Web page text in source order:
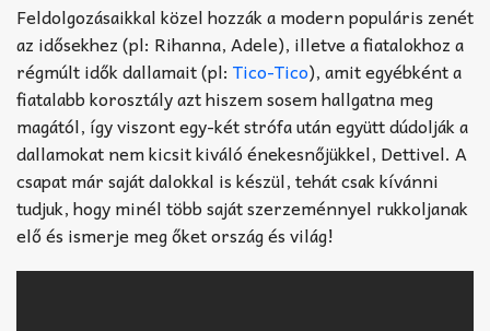
Feldolgozásaikkal közel hozzák a modern populáris zenét
az idősekhez (pl: Rihanna, Adele), illetve a fiatalokhoz a
régmúlt idők dallamait (pl: Tico-Tico), amit egyébként a
fiatalabb korosztály azt hiszem sosem hallgatna meg
magától, így viszont egy-két strófa után együtt dúdolják a
dallamokat nem kicsit kiváló énekesnőjükkel, Dettivel. A
csapat már saját dalokkal is készül, tehát csak kívánni
tudjuk, hogy minél több saját szerzeménnyel rukkoljanak
elő és ismerje meg őket ország és világ!